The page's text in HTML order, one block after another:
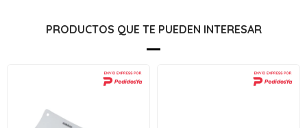
PRODUCTOS QUE TE PUEDEN INTERESAR